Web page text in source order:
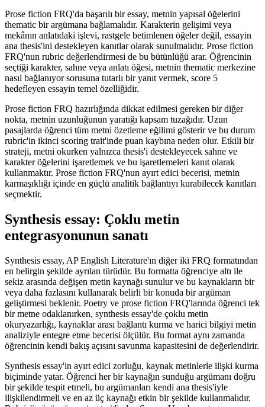
Prose fiction FRQ'da başarılı bir essay, metnin yapısal öğelerini
thematic bir argümana bağlamalıdır. Karakterin gelişimi veya
mekânın anlatıdaki işlevi, rastgele betimlenen öğeler değil, essayin
ana thesis'ini destekleyen kanıtlar olarak sunulmalıdır. Prose fiction
FRQ'nun rubric değerlendirmesi de bu bütünlüğü arar. Öğrencinin
seçtiği karakter, sahne veya anlatı öğesi, metnin thematic merkezine
nasıl bağlanıyor sorusuna tutarlı bir yanıt vermek, score 5
hedefleyen essayin temel özelliğidir.
Prose fiction FRQ hazırlığında dikkat edilmesi gereken bir diğer
nokta, metnin uzunluğunun yaratığı kapsam tuzağıdır. Uzun
pasajlarda öğrenci tüm metni özetleme eğilimi gösterir ve bu durum
rubric'in ikinci scoring trait'inde puan kaybına neden olur. Etkili bir
strateji, metni okurken yalnızca thesis'i destekleyecek sahne ve
karakter öğelerini işaretlemek ve bu işaretlemeleri kanıt olarak
kullanmaktır. Prose fiction FRQ'nun ayırt edici becerisi, metnin
karmaşıklığı içinde en güçlü analitik bağlantıyı kurabilecek kanıtları
seçmektir.
Synthesis essay: Çoklu metin
entegrasyonunun sanatı
Synthesis essay, AP English Literature'ın diğer iki FRQ formatından
en belirgin şekilde ayrılan türüdür. Bu formatta öğrenciye altı ile
sekiz arasında değişen metin kaynağı sunulur ve bu kaynakların bir
veya daha fazlasını kullanarak belirli bir konuda bir argüman
geliştirmesi beklenir. Poetry ve prose fiction FRQ'larında öğrenci tek
bir metne odaklanırken, synthesis essay'de çoklu metin
okuryazarlığı, kaynaklar arası bağlantı kurma ve harici bilgiyi metin
analiziyle entegre etme becerisi ölçülür. Bu format aynı zamanda
öğrencinin kendi bakış açısını savunma kapasitesini de değerlendirir.
Synthesis essay'in ayırt edici zorluğu, kaynak metinlerle ilişki kurma
biçiminde yatar. Öğrenci her bir kaynağın sunduğu argümanı doğru
bir şekilde tespit etmeli, bu argümanları kendi ana thesis'iyle
ilişkilendirmeli ve en az üç kaynağı etkin bir şekilde kullanmalıdır.